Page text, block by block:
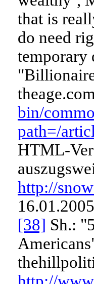
that is
do need
temporary
bin/
path=/
HTML-
http://
[38] Sh.: